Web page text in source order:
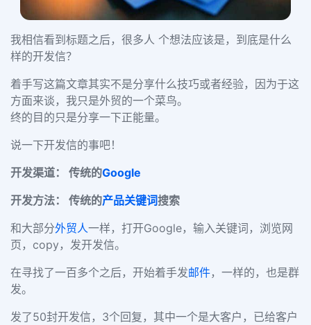
我相信看到标题之后，很多人 个想法应该是，到底是什么
样的开发信？
着手写这篇文章其实不是分享什么技巧或者经验，因为于这
方面来谈，我只是外贸的一个菜鸟。
终的目的只是分享一下正能量。
说一下开发信的事吧！
开发渠道： 传统的Google
开发方法： 传统的产品关键词搜索
和大部分外贸人一样，打开Google，输入关键词，浏览网
页，copy ，发开发信。
在寻找了一百多个之后，开始着手发邮件，一样的，也是群
发。
发了50封开发信，3个回复，其中一个是大客户，已给客户